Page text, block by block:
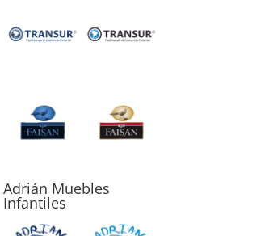
Adrián Muebles
Infantiles